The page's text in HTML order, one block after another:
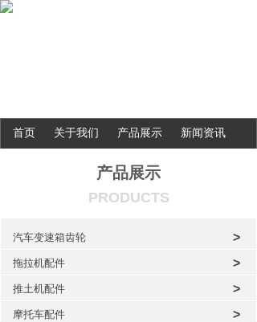
首页 关于我们 产品展示
新闻资讯
产品展示
PRODUCTS
汽车变速箱齿轮 >
拖拉机配件 >
推土机配件 >
摩托车配件 >